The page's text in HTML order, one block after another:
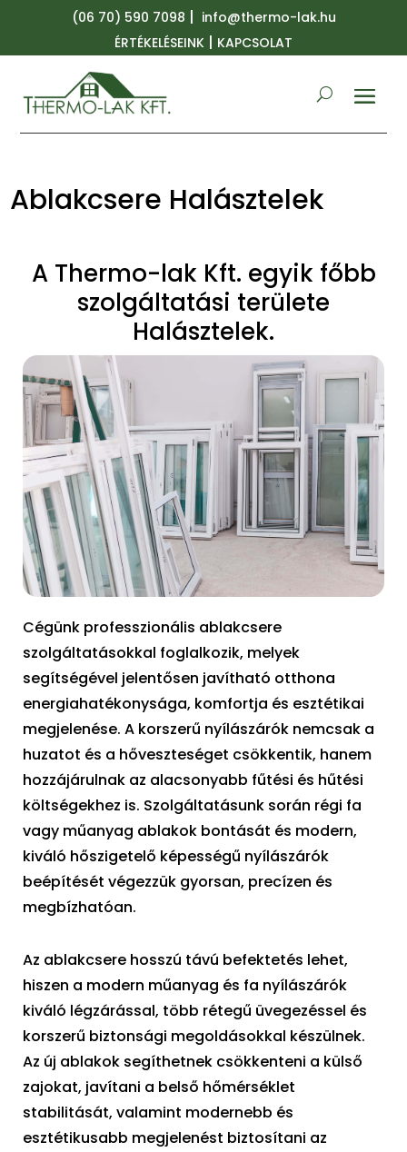
(06 70) 590 7098 | info@thermo-lak.hu
ÉRTÉKELÉSEINK | KAPCSOLAT
Ablakcsere Halásztelek
A Thermo-lak Kft. egyik főbb
szolgáltatási területe
Halásztelek.
Cégünk professzionális ablakcsere
szolgáltatásokkal foglalkozik, melyek
segítségével jelentősen javítható otthona
energiahatékonysága, komfortja és esztétikai
megjelenése. A korszerű nyílászárók nemcsak a
huzatot és a hőveszteséget csökkentik, hanem
hozzájárulnak az alacsonyabb fűtési és hűtési
költségekhez is. Szolgáltatásunk során régi fa
vagy műanyag ablakok bontását és modern,
kiváló hőszigetelő képességű nyílászárók
beépítését végezzük gyorsan, precízen és
megbízhatóan.
Az ablakcsere hosszú távú befektetés lehet,
hiszen a modern műanyag és fa nyílászárók
kiváló légzárással, több rétegű üvegezéssel és
korszerű biztonsági megoldásokkal készülnek.
Az új ablakok segíthetnek csökkenteni a külső
zajokat, javítani a belső hőmérséklet
stabilitását, valamint modernebb és
esztétikusabb megjelenést biztosítani az